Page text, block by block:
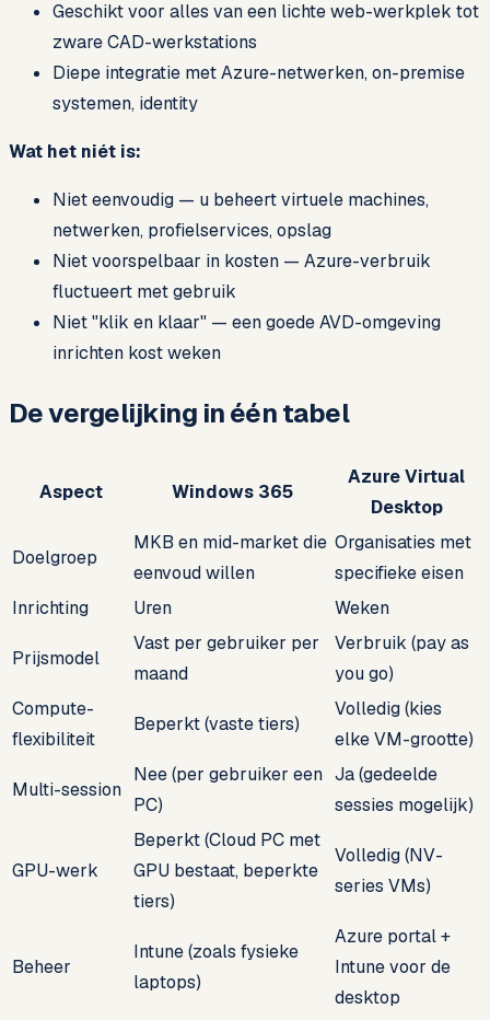
Geschikt voor alles van een lichte web-werkplek tot
zware CAD-werkstations
Diepe integratie met Azure-netwerken, on-premise
systemen, identity
Wat het niét is:
Niet eenvoudig — u beheert virtuele machines,
netwerken, profielservices, opslag
Niet voorspelbaar in kosten — Azure-verbruik
fluctueert met gebruik
Niet "klik en klaar" — een goede AVD-omgeving
inrichten kost weken
De vergelijking in één tabel
Aspect Windows 365
Azure Virtual
Desktop
Doelgroep
MKB en mid-market die
eenvoud willen
Organisaties met
specifieke eisen
Inrichting
Uren Weken
Prijsmodel
Vast per gebruiker per
maand
Verbruik (pay as
you go)
Compute-
flexibiliteit
Beperkt (vaste tiers)
Volledig (kies
elke VM-grootte)
Multi-session
Nee (per gebruiker een
PC)
Ja (gedeelde
sessies mogelijk)
GPU-werk
Beperkt (Cloud PC met
GPU bestaat, beperkte
tiers)
Volledig (NV-
series VMs)
Beheer
Intune (zoals fysieke
laptops)
Azure portal +
Intune voor de
desktop